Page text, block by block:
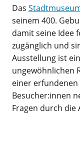
Das
seinem 400.
damit seine Idee
zugänglich und
Ausstellung ist
ungewöhnlichen
einer erfundenen
Besucher:innen
Fragen durch die